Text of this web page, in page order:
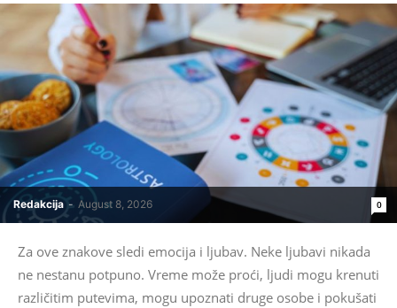
Redakcija - August 8, 2026 0
Za ove znakove sledi emocija i ljubav. Neke ljubavi nikada
ne nestanu potpuno. Vreme može proći, ljudi mogu krenuti
različitim putevima, mogu upoznati druge osobe i pokušati